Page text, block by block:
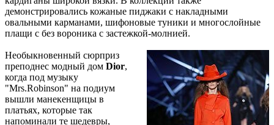
демонстрировались кожаные пиджаки с накладными
овальными карманами, шифоновые туники и многослойные
плащи с без вороника с застежкой-молнией.
Необыкновенный сюрприз
преподнес модный дом Dior,
когда под музыку
"Mrs.Robinson" на подиум
вышли манекенщицы в
платьях, которые так
напоминали те шедевры,